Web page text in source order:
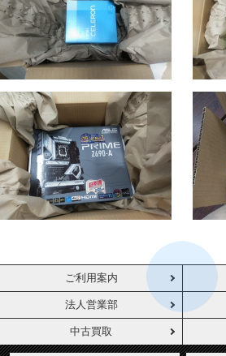
ご利用案内
法人営業部
中古買取